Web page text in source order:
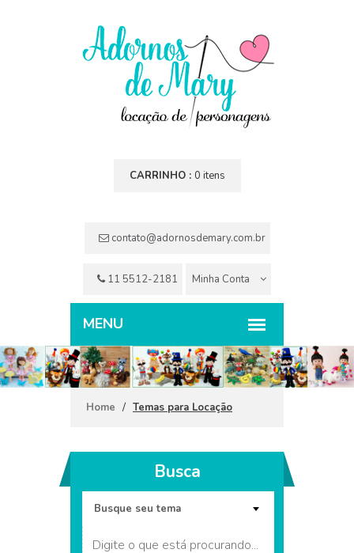
CARRINHO : 0 itens
contato@adornosdemary.com.br
11 5512-2181 Minha Conta
Home / Temas para Locação
Busca